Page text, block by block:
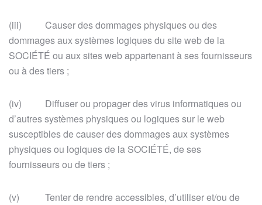
(iii) Causer des dommages physiques ou des
dommages aux systèmes logiques du site web de la
SOCIÉTÉ ou aux sites web appartenant à ses fournisseurs
ou à des tiers ;
(iv) Diffuser ou propager des virus informatiques ou
d’autres systèmes physiques ou logiques sur le web
susceptibles de causer des dommages aux systèmes
physiques ou logiques de la SOCIÉTÉ, de ses
fournisseurs ou de tiers ;
(v) Tenter de rendre accessibles, d’utiliser et/ou de